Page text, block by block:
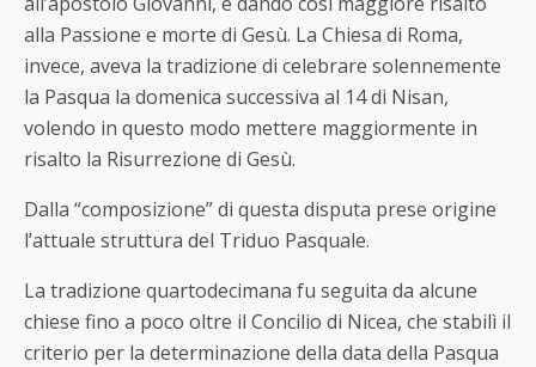
alla Passione e morte di Gesù. La Chiesa di Roma,
invece, aveva la tradizione di celebrare solennemente
la Pasqua la domenica successiva al 14 di Nisan,
volendo in questo modo mettere maggiormente in
risalto la Risurrezione di Gesù.
Dalla “composizione” di questa disputa prese origine
l’attuale struttura del Triduo Pasquale.
La tradizione quartodecimana fu seguita da alcune
chiese fino a poco oltre il Concilio di Nicea, che stabilì il
criterio per la determinazione della data della Pasqua